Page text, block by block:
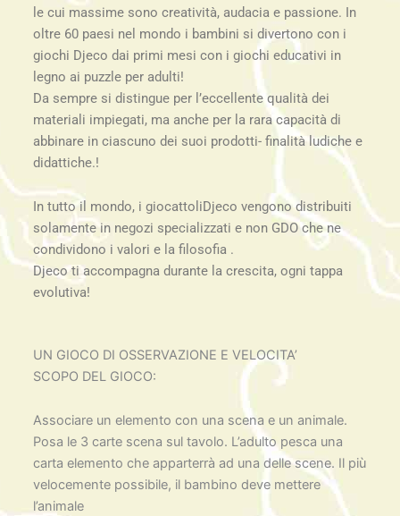
le cui massime sono creatività, audacia e passione. In
oltre 60 paesi nel mondo i bambini si divertono con i
giochi Djeco dai primi mesi con i giochi educativi in
legno ai puzzle per adulti!
Da sempre si distingue per l’eccellente qualità dei
materiali impiegati, ma anche per la rara capacità di
abbinare in ciascuno dei suoi prodotti- finalità ludiche e
didattiche.!
In tutto il mondo, i giocattoliDjeco vengono distribuiti
solamente in negozi specializzati e non GDO che ne
condividono i valori e la filosofia .
Djeco ti accompagna durante la crescita, ogni tappa
evolutiva!
UN GIOCO DI OSSERVAZIONE E VELOCITA’
SCOPO DEL GIOCO:
Associare un elemento con una scena e un animale.
Posa le 3 carte scena sul tavolo. L’adulto pesca una
carta elemento che apparterrà ad una delle scene. Il più
velocemente possibile, il bambino deve mettere
l’animale